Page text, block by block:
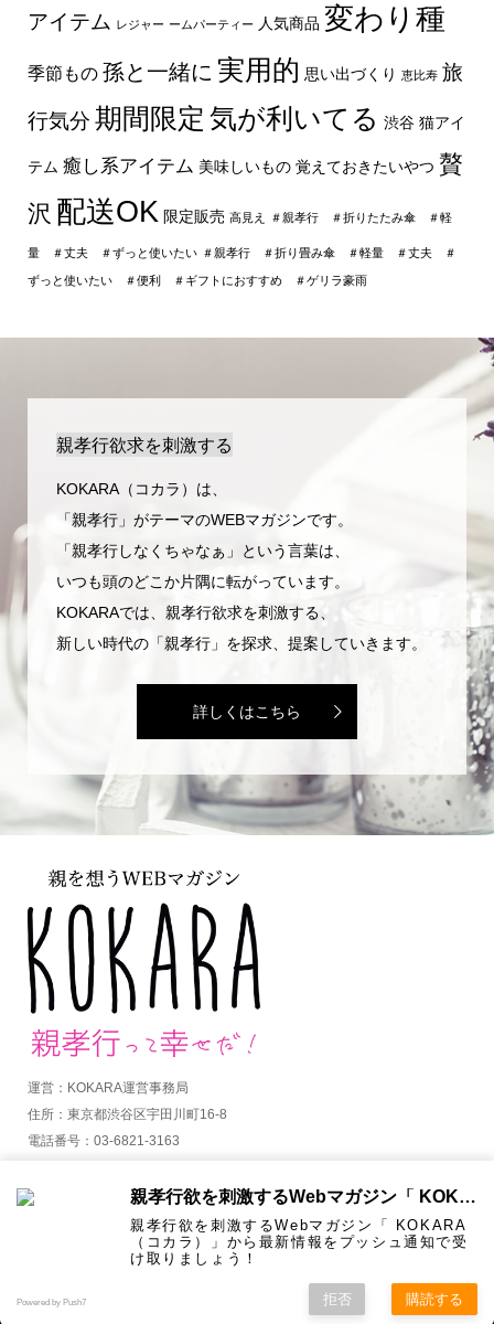
アイテム レジャー ームパーティー 人気商品 変わり種
季節もの 孫と一緒に 実用的 思い出づくり 恵比寿 旅
行気分 期間限定 気が利いてる 渋谷 猫アイ
テム 癒し系アイテム 美味しいもの 覚えておきたいやつ 贅
沢 配送OK 限定販売 高見え ＃親孝行 ＃折りたたみ傘 ＃軽
量 ＃丈夫 ＃ずっと使いたい ＃親孝行 ＃折り畳み傘 ＃軽量 ＃丈夫 ＃
ずっと使いたい ＃便利 ＃ギフトにおすすめ ＃ゲリラ豪雨
親孝行欲求を刺激する
KOKARA（コカラ）は、
「親孝行」がテーマのWEBマガジンです。
「親孝行しなくちゃなぁ」という言葉は、
いつも頭のどこか片隅に転がっています。
KOKARAでは、親孝行欲求を刺激する、
新しい時代の「親孝行」を探求、提案していきます。
詳しくはこちら
運営：KOKARA運営事務局
住所：東京都渋谷区宇田川町16-8
電話番号：03-6821-3163
KOKARA. All Rights Reserved.
親孝行欲を刺激するWebマガジン「 KOKARA（コカラ）」から通知を受け取る
親孝行欲を刺激するWebマガジン「 KOKARA
（コカラ）」から最新情報をプッシュ通知で受
け取りましょう！
Powered by Push7 拒否 購読する